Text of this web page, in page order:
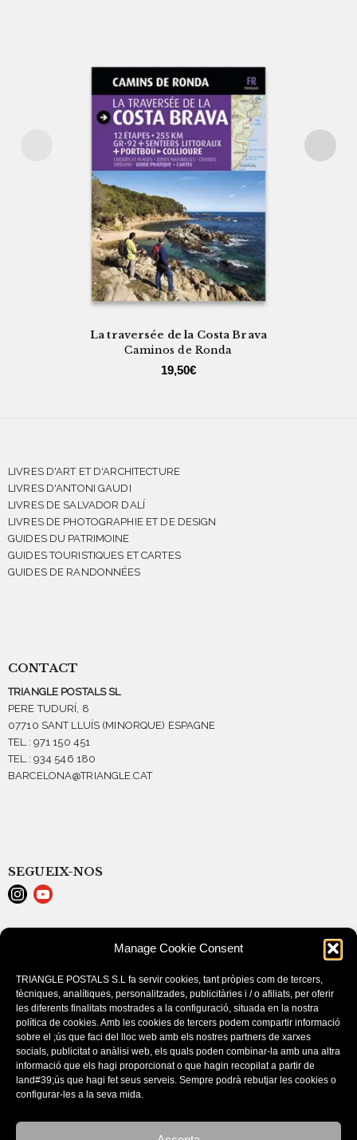
Manage Cookie Consent
TRIANGLE POSTALS S.L fa servir cookies, tant pròpies com de tercers,
tècniques, analítiques, personalitzades, publicitàries i / o afiliats, per oferir
les diferents finalitats mostrades a la configuració, situada en la nostra
política de cookies. Amb les cookies de tercers podem compartir informació
sobre el ;ús que faci del lloc web amb els nostres partners de xarxes
socials, publicitat o anàlisi web, els quals poden combinar-la amb una altra
informació que els hagi proporcionat o que hagin recopilat a partir de
land#39;ús que hagi fet seus serveis. Sempre podrà rebutjar les cookies o
configurar-les a la seva mida.
La traversée de la Costa Brava
Caminos de Ronda
19,50€
LIVRES D'ART ET D'ARCHITECTURE
LIVRES D'ANTONI GAUDI
LIVRES DE SALVADOR DALÍ
LIVRES DE PHOTOGRAPHIE ET DE DESIGN
GUIDES DU PATRIMOINE
GUIDES TOURISTIQUES ET CARTES
GUIDES DE RANDONNÉES
CONTACT
TRIANGLE POSTALS SL
PERE TUDURÍ, 8
07710 SANT LLUÍS (MINORQUE) ESPAGNE
TEL.: 971 150 451
TEL.: 934 546 180
BARCELONA@TRIANGLE.CAT
SEGUEIX-NOS
POLÍTICA DE COOKIES (EU)
CONDITIONS D’ACHAT
nuestro uso de cookies.